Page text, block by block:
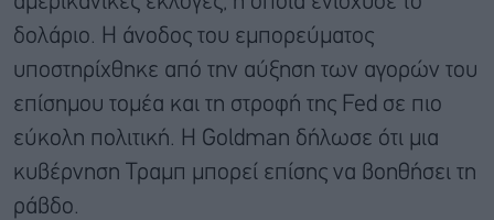
δολάριο. Η άνοδος του εμπορεύματος
υποστηρίχθηκε από την αύξηση των αγορών του
επίσημου τομέα και τη στροφή της Fed σε πιο
εύκολη πολιτική. Η Goldman δήλωσε ότι μια
κυβέρνηση Τραμπ μπορεί επίσης να βοηθήσει τη
ράβδο.